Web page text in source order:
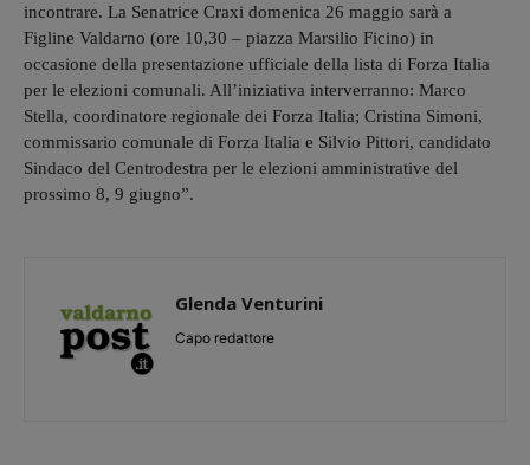
incontrare. La Senatrice Craxi domenica 26 maggio sarà a
Figline Valdarno (ore 10,30 – piazza Marsilio Ficino) in
occasione della presentazione ufficiale della lista di Forza Italia
per le elezioni comunali. All’iniziativa interverranno: Marco
Stella, coordinatore regionale dei Forza Italia; Cristina Simoni,
commissario comunale di Forza Italia e Silvio Pittori, candidato
Sindaco del Centrodestra per le elezioni amministrative del
prossimo 8, 9 giugno”.
Glenda Venturini
Capo redattore